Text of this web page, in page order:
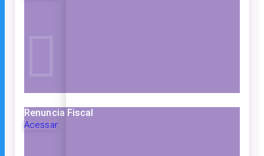
Renuncia Fiscal
Acessar